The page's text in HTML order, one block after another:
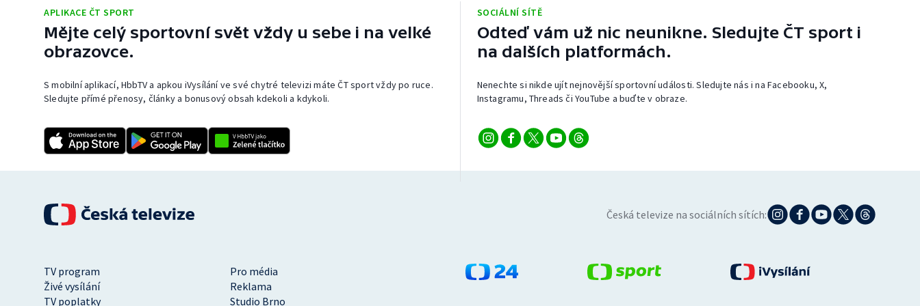
APLIKACE ČT SPORT
Mějte celý sportovní svět vždy u sebe i na velké
obrazovce.
S mobilní aplikací, HbbTV a apkou iVysílání ve své chytré televizi máte ČT sport vždy po ruce.
Sledujte přímé přenosy, články a bonusový obsah kdekoli a kdykoli.
SOCIÁLNÍ SÍTĚ
Odteď vám už nic neunikne. Sledujte ČT sport i
na dalších platformách.
Nenechte si nikde ujít nejnovější sportovní události. Sledujte nás i na Facebooku, X,
Instagramu, Threads či YouTube a buďte v obraze.
Česká televize na sociálních sítích:
TV program
Pro média
Živé vysílání
Reklama
TV poplatky
Studio Brno